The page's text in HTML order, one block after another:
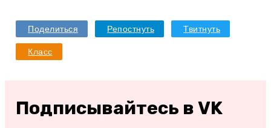
Поделиться Репостнуть Твитнуть
Класс
Подписывайтесь в VK